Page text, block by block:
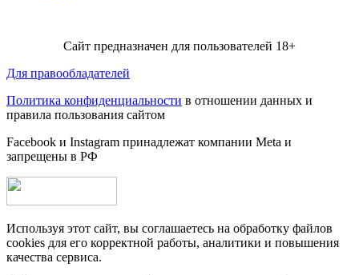
Сайт предназначен для пользователей 18+
Для правообладателей
Политика конфиденциальности в отношении данных и
правила пользования сайтом
Facebook и Instagram принадлежат компании Metа и
запрещены в РФ
Используя этот сайт, вы соглашаетесь на обработку файлов
cookies для его корректной работы, аналитики и повышения
качества сервиса.